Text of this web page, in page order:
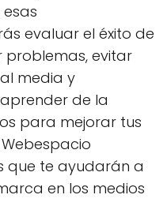
evaluar el éxito de
evitar
media y
de la
para mejorar tus
que te ayudarán a
en los medios